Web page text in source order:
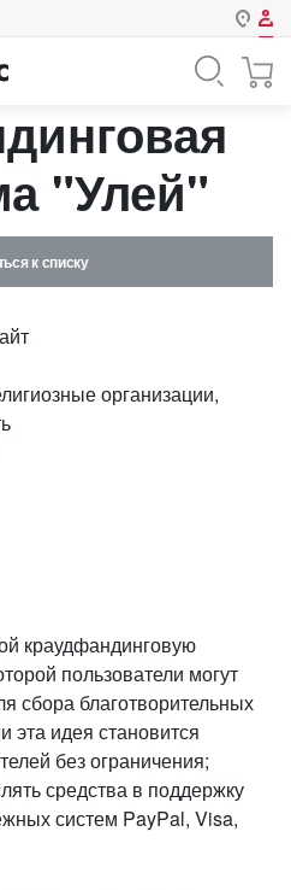
Казахстан
меня на этом
свой пароль?
"Улей"
к списку
организации,
краудфандинговую
пользователи могут
сбора благотворительных
эта идея становится
без ограничения;
средства в поддержку
систем PayPal, Visa,